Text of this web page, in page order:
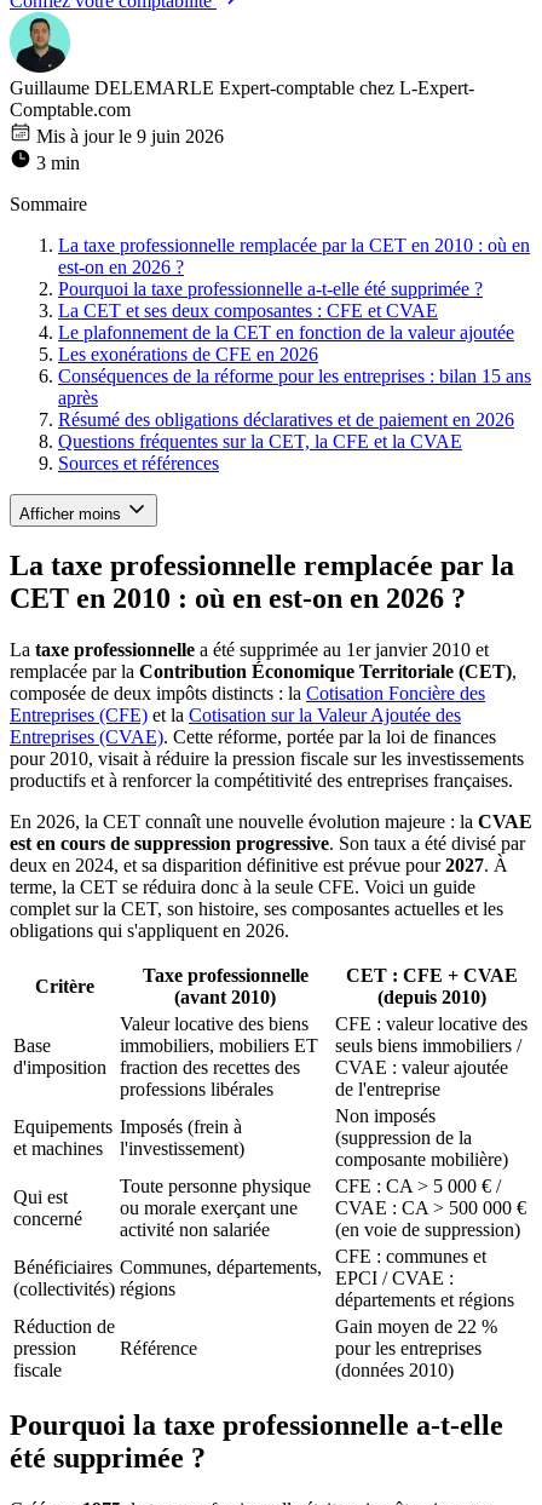
Guillaume DELEMARLE Expert-comptable chez L-Expert-
Comptable.com
Mis à jour le 9 juin 2026
3 min
Sommaire
La taxe professionnelle remplacée par la CET en 2010 : où en
est-on en 2026 ?
Pourquoi la taxe professionnelle a-t-elle été supprimée ?
La CET et ses deux composantes : CFE et CVAE
Le plafonnement de la CET en fonction de la valeur ajoutée
Les exonérations de CFE en 2026
Conséquences de la réforme pour les entreprises : bilan 15 ans
après
Résumé des obligations déclaratives et de paiement en 2026
Questions fréquentes sur la CET, la CFE et la CVAE
Sources et références
Afficher moins
La taxe professionnelle remplacée par la
CET en 2010 : où en est-on en 2026 ?
La taxe professionnelle a été supprimée au 1er janvier 2010 et
remplacée par la Contribution Économique Territoriale (CET),
composée de deux impôts distincts : la Cotisation Foncière des
Entreprises (CFE) et la Cotisation sur la Valeur Ajoutée des
Entreprises (CVAE). Cette réforme, portée par la loi de finances
pour 2010, visait à réduire la pression fiscale sur les investissements
productifs et à renforcer la compétitivité des entreprises françaises.
En 2026, la CET connaît une nouvelle évolution majeure : la CVAE
est en cours de suppression progressive. Son taux a été divisé par
deux en 2024, et sa disparition définitive est prévue pour2027. À
terme, la CET se réduira donc à la seule CFE. Voici un guide
complet sur la CET, son histoire, ses composantes actuelles et les
obligations qui s'appliquent en 2026.
Critère
Taxe professionnelle
(avant 2010)
CET : CFE + CVAE
(depuis 2010)
Base
d'imposition
Valeur locative des biens
immobiliers, mobiliers ET
fraction des recettes des
professions libérales
CFE : valeur locative des
seuls biens immobiliers /
CVAE : valeur ajoutée
de l'entreprise
Equipements
et machines
Imposés (frein à
l'investissement)
Non imposés
(suppression de la
composante mobilière)
Qui est
concerné
Toute personne physique
ou morale exerçant une
activité non salariée
CFE : CA > 5 000 € /
CVAE : CA > 500 000 €
(en voie de suppression)
Bénéficiaires
(collectivités)
Communes, départements,
régions
CFE : communes et
EPCI / CVAE :
départements et régions
Réduction de
pression
fiscale
Référence
Gain moyen de 22 %
pour les entreprises
(données 2010)
Pourquoi la taxe professionnelle a-t-elle
été supprimée ?